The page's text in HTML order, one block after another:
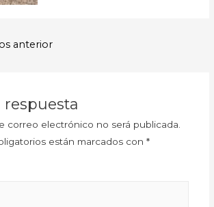
anterior
respuesta
correo electrónico no será publicada.
están marcados con *